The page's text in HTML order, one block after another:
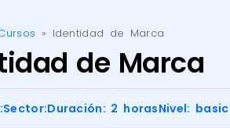
» Identidad de Marca
de Marca
Sector:Duración: 2 horasNivel: